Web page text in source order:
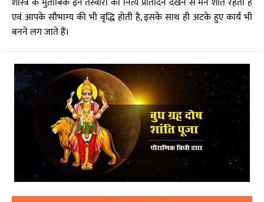
एवं आपके सौभाग्य की भी वृद्धि होती है, इसके साथ ही अटके हुए कार्य भी
बनने लग जाते हैं।